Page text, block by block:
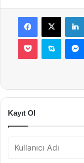
Facebook
X
Pocket Skype
Kayıt Ol